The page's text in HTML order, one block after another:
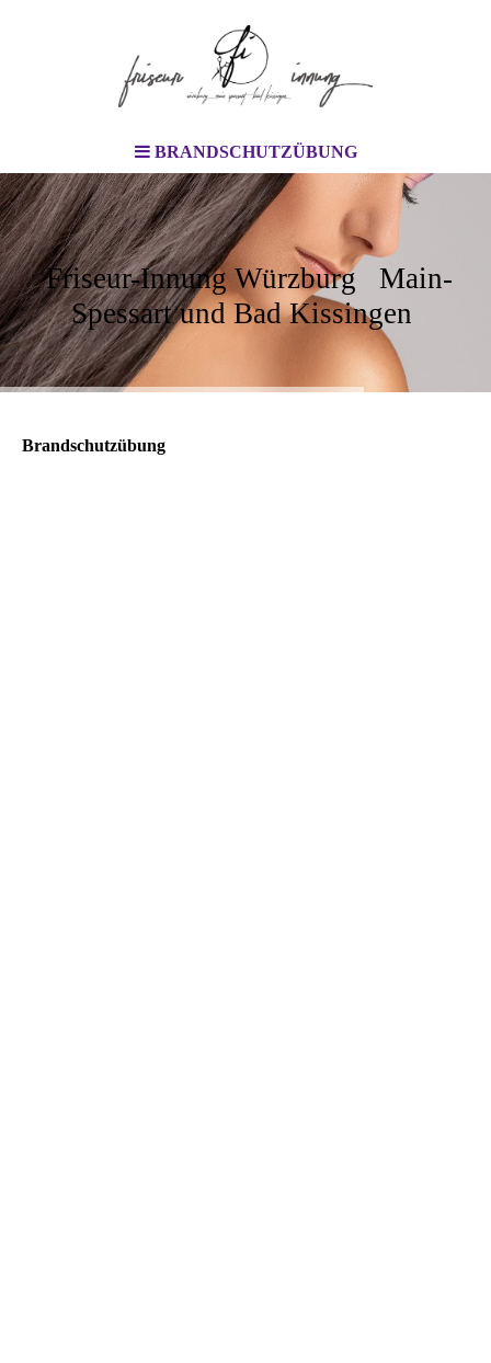
BRANDSCHUTZÜBUNG
Friseur-Innung Würzburg Main-
Spessart und Bad Kissingen
Brandschutzübung